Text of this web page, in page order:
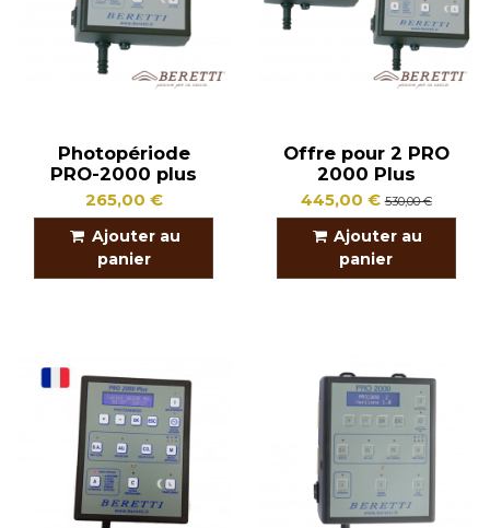
Photopériode
PRO-2000 plus
265,00 €
Ajouter au
panier
Offre pour 2 PRO
2000 Plus
445,00 €530,00 €
Ajouter au
panier